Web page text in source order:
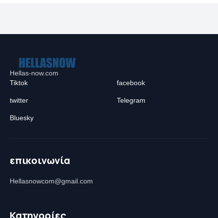
Hellas-now.com
Tiktok
facebook
twitter Telegram
Bluesky
επικοινωνία
Hellasnowcom@gmail.com